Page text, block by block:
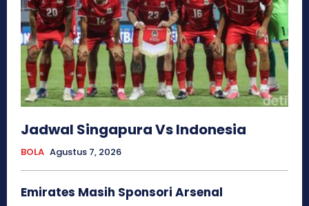
Jadwal Singapura Vs Indonesia
BOLA Agustus 7, 2026
Emirates Masih Sponsori Arsenal